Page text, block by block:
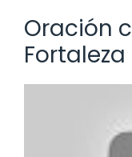
Oración
Fortaleza